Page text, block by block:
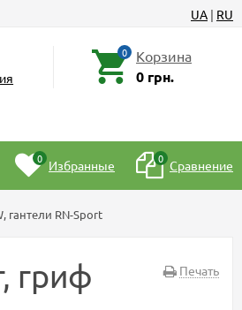
UA | RU
0 Корзина
0 грн.
0 Избранные 0 Сравнение
гантели RN-Sport
Печать
гриф